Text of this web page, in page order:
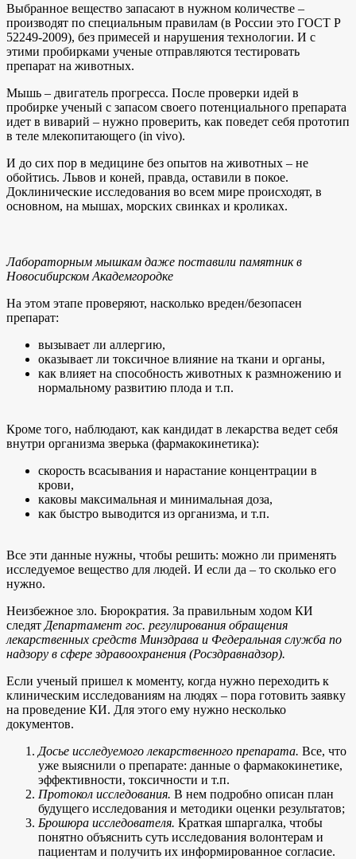
Выбранное вещество запасают в нужном количестве –
производят по специальным правилам (в России это ГОСТ Р
52249-2009), без примесей и нарушения технологии. И с
этими пробирками ученые отправляются тестировать
препарат на животных.
Мышь – двигатель прогресса. После проверки идей в
пробирке ученый с запасом своего потенциального препарата
идет в виварий – нужно проверить, как поведет себя прототип
в теле млекопитающего (in vivo).
И до сих пор в медицине без опытов на животных – не
обойтись. Львов и коней, правда, оставили в покое.
Доклинические исследования во всем мире происходят, в
основном, на мышах, морских свинках и кроликах.
Лабораторным мышкам даже поставили памятник в
Новосибирском Академгородке
На этом этапе проверяют, насколько вреден/безопасен
препарат:
вызывает ли аллергию,
оказывает ли токсичное влияние на ткани и органы,
как влияет на способность животных к размножению и
нормальному развитию плода и т.п.
Кроме того, наблюдают, как кандидат в лекарства ведет себя
внутри организма зверька (фармакокинетика):
скорость всасывания и нарастание концентрации в
крови,
каковы максимальная и минимальная доза,
как быстро выводится из организма, и т.п.
Все эти данные нужны, чтобы решить: можно ли применять
исследуемое вещество для людей. И если да – то сколько его
нужно.
Неизбежное зло. Бюрократия. За правильным ходом КИ
следят Департамент гос. регулирования обращения
лекарственных средств Минздрава и Федеральная служба по
надзору в сфере здравоохранения (Росздравнадзор).
Если ученый пришел к моменту, когда нужно переходить к
клиническим исследованиям на людях – пора готовить заявку
на проведение КИ. Для этого ему нужно несколько
документов.
Досье исследуемого лекарственного препарата. Все, что
уже выяснили о препарате: данные о фармакокинетике,
эффективности, токсичности и т.п.
Протокол исследования. В нем подробно описан план
будущего исследования и методики оценки результатов;
Брошюра исследователя. Краткая шпаргалка, чтобы
понятно объяснить суть исследования волонтерам и
пациентам и получить их информированное согласие.